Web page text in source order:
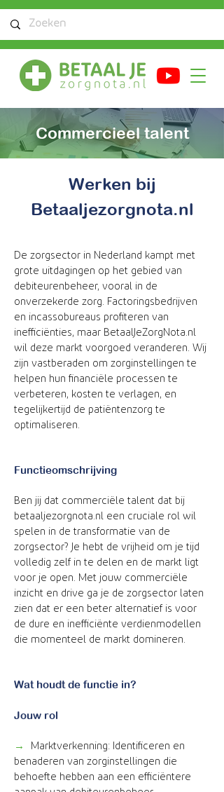
Commercieel talent
Werken bij
Betaaljezorgnota.nl
De zorgsector in Nederland kampt met
grote uitdagingen op het gebied van
debiteurenbeheer, vooral in de
onverzekerde zorg. Factoringsbedrijven
en incassobureaus profiteren van
inefficiënties, maar BetaalJeZorgNota.nl
wil deze markt voorgoed veranderen. Wij
zijn vastberaden om zorginstellingen te
helpen hun financiële processen te
verbeteren, kosten te verlagen, en
tegelijkertijd de patiëntenzorg te
optimaliseren.
Functieomschrijving
Ben jij dat commerciële talent dat bij
betaaljezorgnota.nl een cruciale rol wil
spelen in de transformatie van de
zorgsector? Je hebt de vrijheid om je tijd
volledig zelf in te delen en de markt ligt
voor je open. Met jouw commerciële
inzicht en drive ga je de zorgsector laten
zien dat er een beter alternatief is voor
de dure en inefficiënte verdienmodellen
die momenteel de markt domineren.
Wat houdt de functie in?
Jouw rol
→ Marktverkenning: Identificeren en
benaderen van zorginstellingen die
behoefte hebben aan een efficiëntere